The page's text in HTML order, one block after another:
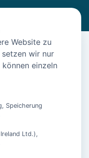
Deichblick
-
Website zu
wir nur
einzeln
Speicherung
Ltd.),